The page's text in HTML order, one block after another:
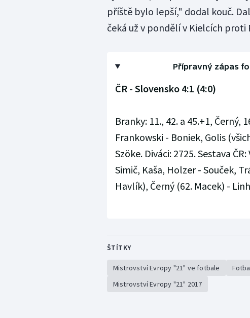
příště bylo lepší," dodal kouč.
čeká už v pondělí v Kielcích proti
Přípravný zápas
ČR - Slovensko 4:1 (4:0)
Branky: 11., 42. a 45.+1, Černý,
Frankowski - Boniek, Golis
Szöke. Diváci: 2725. Sestava
Simič, Kaša, Holzer - Souček,
Havlík), Černý (62. Macek) -
ŠTÍTKY
Mistrovství Evropy "21" ve fotbale
Mistrovství Evropy "21" 2017